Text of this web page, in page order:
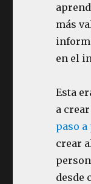
más
en el
Esta
a
paso a
crear
desde